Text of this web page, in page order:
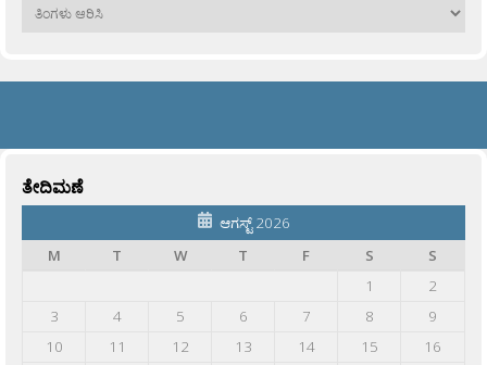
ಹಳೆಯವು
ತೇದಿಮಣೆ
ಆಗಸ್ಟ್ 2026
M
T W T F S
S
1
2
3
4 5 6 7 8
9
10
11 12 13 14 15
16